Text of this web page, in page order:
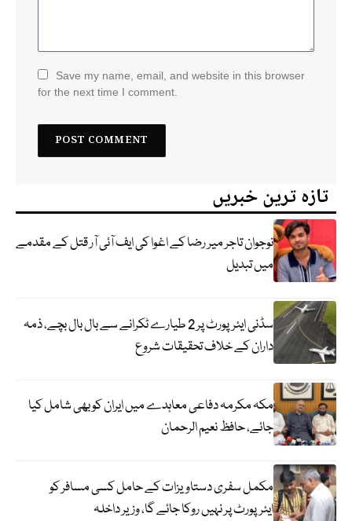
Save my name, email, and website in this browser
for the next time I comment.
تازہ ترین خبریں
نوجوان تاجر میر رضا کے اغوا کی ایف آئی آر قتل کے مقدمے
میں تبدیل
سڈنی ایئرپورٹ پر 2 طیارے ٹکرانے سے بال بال بچے، ذمہ
داران کے خلاف تحقیقات شروع
مکہ مکرمہ دفاعی معاہدے میں ایران کو بھی شامل کیا
جائے، حافظ نعیم الرحمان
مکمل سفری دستاویزات کے حامل کسی مسافر کو
ایئرپورٹ پر نہیں روکا جائے گا، وزیر داخلہ